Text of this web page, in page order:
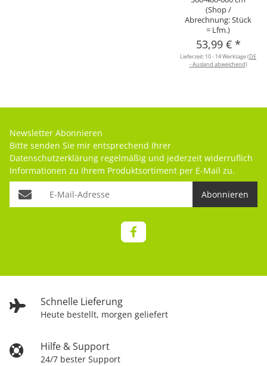
(Shop /
Abrechnung: Stück
= Lfm.)
53,99 € *
Lieferzeit: 10 - 14 Werktage(DE
- Ausland abweichend)
Schnelle Lieferung
Heute bestellt, morgen geliefert
Hilfe & Support
24/7 bester Support
Newsletter Abonnieren
Bitte senden Sie mir entsprechend Ihrer
Datenschutzerklärung regelmäßig und jederzeit widerruflich
Informationen zu Ihrem Produktsortiment per E-Mail zu.
Abonnieren